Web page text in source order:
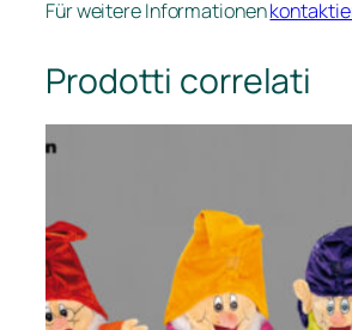
Für weitere Informationen
Prodotti correlati